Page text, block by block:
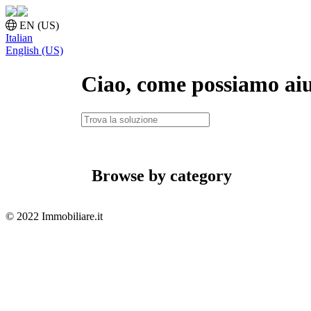
EN (US)
Italian
English (US)
Ciao, come possiamo
Browse by category
© 2022 Immobiliare.it